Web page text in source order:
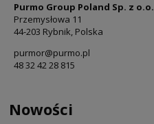
Purmo Group Poland Sp. z o.o.
Przemysłowa 11
44-203 Rybnik, Polska
purmor@purmo.pl
48 32 42 28 815
Nowości